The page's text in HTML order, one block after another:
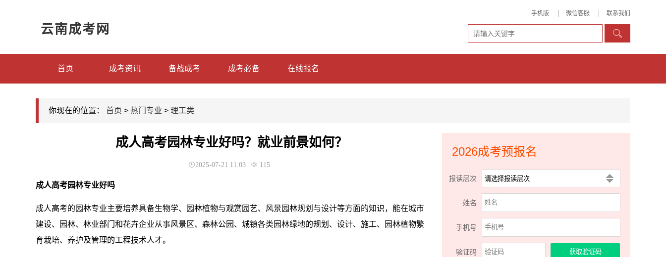
云南成考网
手机版 微信客服 联系我们

首页 成考资讯 备战成考 成考必备 在线报名
你现在的位置： 首页 > 热门专业 > 理工类
成人高考园林专业好吗？就业前景如何？
2025-07-21 11:03 115
成人高考园林专业好吗
成人高考的园林专业主要培养具备生物学、园林植物与观赏园艺、风景园林规划与设计等方面的知识，能在城市
建设、园林、林业部门和花卉企业从事风景区、森林公园、城镇各类园林绿地的规划、设计、施工、园林植物繁
育栽培、养护及管理的工程技术人才。
2026成考预报名
报读层次
姓名
手机号
验证码